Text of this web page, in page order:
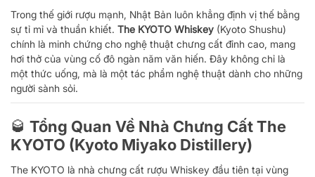
Trong thế giới rượu mạnh, Nhật Bản luôn khẳng định vị thế bằng
sự tỉ mỉ và thuần khiết. The KYOTO Whiskey (Kyoto Shushu)
chính là minh chứng cho nghệ thuật chưng cất đỉnh cao, mang
hơi thở của vùng cố đô ngàn năm văn hiến. Đây không chỉ là
một thức uống, mà là một tác phẩm nghệ thuật dành cho những
người sành sỏi.
🥃 Tổng Quan Về Nhà Chưng Cất The
KYOTO (Kyoto Miyako Distillery)
The KYOTO là nhà chưng cất rượu Whiskey đầu tiên tại vùng